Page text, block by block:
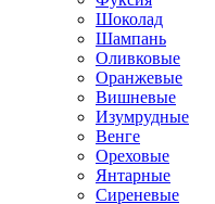
Шоколад
Шампань
Оливковые
Оранжевые
Вишневые
Изумрудные
Венге
Ореховые
Янтарные
Сиреневые